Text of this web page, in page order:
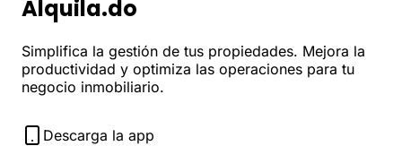
Alquila.do
Simplifica la gestión de tus propiedades. Mejora la
productividad y optimiza las operaciones para tu
negocio inmobiliario.
Descarga la app